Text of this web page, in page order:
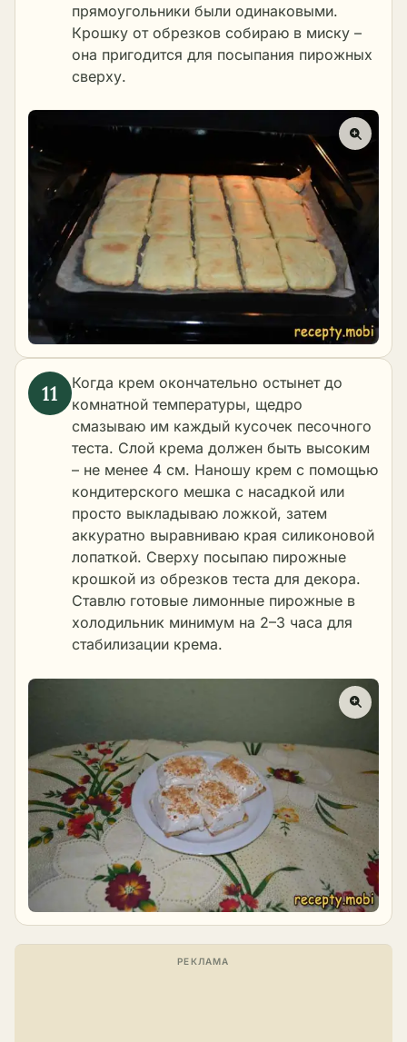
прямоугольники были одинаковыми.
Крошку от обрезков собираю в миску –
она пригодится для посыпания пирожных
сверху.
Когда крем окончательно остынет до
комнатной температуры, щедро
смазываю им каждый кусочек песочного
теста. Слой крема должен быть высоким
– не менее 4 см. Наношу крем с помощью
кондитерского мешка с насадкой или
просто выкладываю ложкой, затем
аккуратно выравниваю края силиконовой
лопаткой. Сверху посыпаю пирожные
крошкой из обрезков теста для декора.
Ставлю готовые лимонные пирожные в
холодильник минимум на 2–3 часа для
стабилизации крема.